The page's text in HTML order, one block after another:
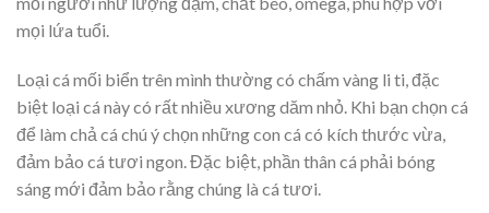
mọi lứa tuổi.
Loại cá mối biển trên mình thường có chấm vàng li ti, đặc
biệt loại cá này có rất nhiều xương dăm nhỏ. Khi bạn chọn cá
để làm chả cá chú ý chọn những con cá có kích thước vừa,
đảm bảo cá tươi ngon. Đặc biệt, phần thân cá phải bóng
sáng mới đảm bảo rằng chúng là cá tươi.